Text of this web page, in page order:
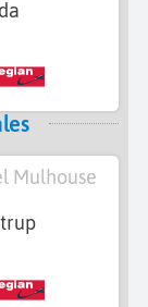
Mulhouse